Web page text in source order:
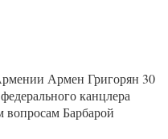
Армен Григорян 30
канцлера
Барбарой